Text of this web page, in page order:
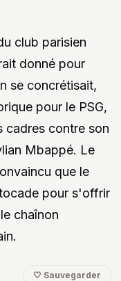
club parisien
donné pour
se concrétisait,
pour le PSG,
cadres contre son
Mbappé. Le
que le
pour s'offrir
chaînon
🤍 Sauvegarder